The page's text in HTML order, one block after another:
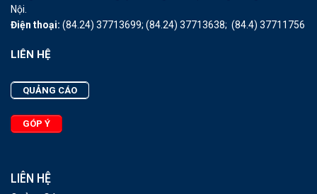
Nội.
Điện thoại: (84.24) 37713699; (84.24) 37713638; (84.4) 37711756
LIÊN HỆ
QUẢNG CÁO
GÓP Ý
LIÊN HỆ